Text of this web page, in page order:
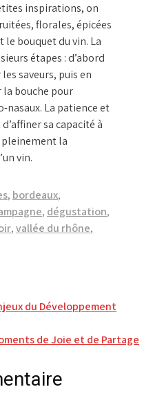
inspirations, on
florales, épicées
le bouquet du vin. La
étapes : d’abord
saveurs, puis en
bouche pour
La patience et
sa capacité à
la
vin.
, bordeaux,
, dégustation,
,vallée du rhône,
du Développement
de Joie et de Partage